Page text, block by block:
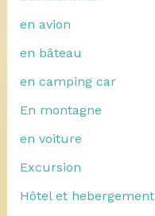
en avion
en bâteau
en camping car
En montagne
en voiture
Excursion
Hôtel et hebergement